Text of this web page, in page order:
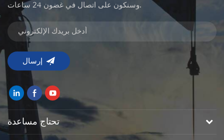
وسنكون على اتصال في غضون 24 ساعات.
تحتاج مساعدة